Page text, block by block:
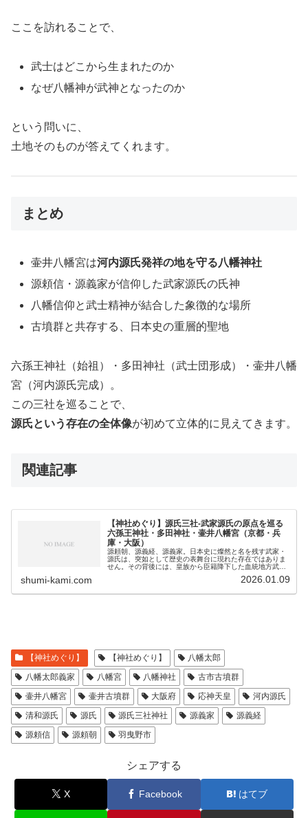
ここを訪れることで、
武士はどこから生まれたのか
なぜ八幡神が武神となったのか
という問いに、
土地そのものが答えてくれます。
まとめ
壷井八幡宮は河内源氏発祥の地を守る八幡神社
源頼信・源義家が信仰した武家源氏の氏神
八幡信仰と武士精神が結合した象徴的な場所
古墳群と共存する、日本史の重層的聖地
六孫王神社（始祖）・多田神社（武士団形成）・壷井八幡
宮（河内源氏完成）。
この三社を巡ることで、
源氏という存在の全体像が初めて立体的に見えてきます。
関連記事
【神社めぐり】源氏三社-武家源氏の原点を巡る
六孫王神社・多田神社・壷井八幡宮（京都・兵
庫・大阪）
源頼朝、源義経、源義家。日本史に燦然と名を残す武家・
源氏は、突如として歴史の表舞台に現れた存在ではありま
せん。その背後には、皇族から臣籍降下した血統地方武士
shumi-kami.com 2026.01.09
【神社めぐり】 【神社めぐり】
八幡太郎
八幡太郎義家
八幡宮 八幡神社
古市古墳群
壷井八幡宮
壷井古墳群 大阪府 応神天皇
河内源氏
清和源氏
源氏 源氏三社神社 源義家
源義経
源頼信
源頼朝 羽曳野市
シェアする
X Facebook はてブ